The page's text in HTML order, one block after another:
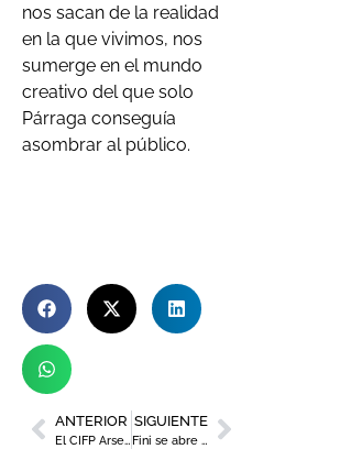
nos sacan de la realidad
en la que vivimos, nos
sumerge en el mundo
creativo del que solo
Párraga conseguía
asombrar al público.
ANTERIOR
El CIFP Arsenio Sánchez de FREMM, pionero en FP digital en transporte y logística
SIGUIENTE
Fini se abre paso en eventos para jóvenes gracias a una alianza con la productora Monkey Pro